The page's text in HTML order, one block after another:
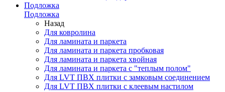
Подложка
Подложка
Назад
Для ковролина
Для ламината и паркета
Для ламината и паркета пробковая
Для ламината и паркета хвойная
Для ламината и паркета с "теплым полом"
Для LVT ПВХ плитки с замковым соединением
Для LVT ПВХ плитки с клеевым настилом